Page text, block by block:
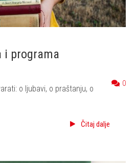
i programa
0
o ljubavi, o praštanju, o
Čitaj dalje